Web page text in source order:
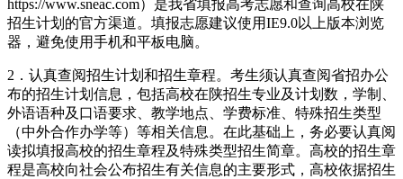
https://www.sneac.com）是我省填报高考志愿和查询高校在陕
招生计划的官方渠道。填报志愿建议使用IE9.0以上版本浏览
器，避免使用手机和平板电脑。
2．认真查阅招生计划和招生章程。考生须认真查阅省招办公
布的招生计划信息，包括高校在陕招生专业及计划数，学制、
外语语种及口语要求、教学地点、学费标准、特殊招生类型
（中外合作办学等）等相关信息。在此基础上，务必要认真阅
读拟填报高校的招生章程及特殊类型招生简章。高校的招生章
程是高校向社会公布招生有关信息的主要形式，高校依据招生